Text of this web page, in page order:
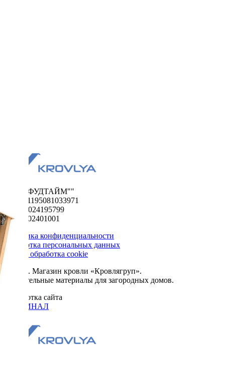
ООО "ФУДТАЙМ""
ОГРН 1195081033971
ИНН 5024195799
КПП 502401001
Политика конфиденциальности
Обработка персональных данных
Сбор и обработка cookie
© 2026. Магазин кровли «Кровлягруп».
Строительные материалы для загородных домов.
Разработка сайта
ОРИГИНАЛ